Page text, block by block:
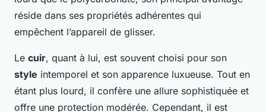
réside dans ses propriétés adhérentes qui
empêchent l’appareil de glisser.
Le cuir, quant à lui, est souvent choisi pour son
style intemporel et son apparence luxueuse. Tout en
étant plus lourd, il confère une allure sophistiquée et
offre une protection modérée. Cependant, il est